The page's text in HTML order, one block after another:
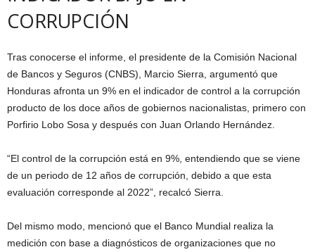
CORRUPCIÓN
Tras conocerse el informe, el presidente de la Comisión Nacional
de Bancos y Seguros (CNBS), Marcio Sierra, argumentó que
Honduras afronta un 9% en el indicador de control a la corrupción
producto de los doce años de gobiernos nacionalistas, primero con
Porfirio Lobo Sosa y después con Juan Orlando Hernández.
“El control de la corrupción está en 9%, entendiendo que se viene
de un periodo de 12 años de corrupción, debido a que esta
evaluación corresponde al 2022”, recalcó Sierra.
Del mismo modo, mencionó que el Banco Mundial realiza la
medición con base a diagnósticos de organizaciones que no